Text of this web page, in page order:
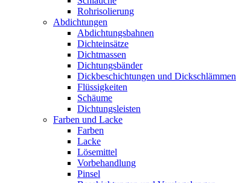
Rohrisolierung
Abdichtungen
Abdichtungsbahnen
Dichteinsätze
Dichtmassen
Dichtungsbänder
Dickbeschichtungen und Dickschlämmen
Flüssigkeiten
Schäume
Dichtungsleisten
Farben und Lacke
Farben
Lacke
Lösemittel
Vorbehandlung
Pinsel